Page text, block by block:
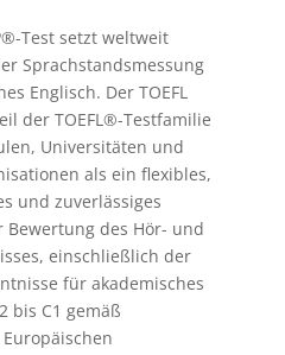
Test setzt weltweit
Sprachstandsmessung
Englisch. Der TOEFL
der TOEFL®-Testfamilie
Universitäten und
als ein flexibles,
und zuverlässiges
des Hör- und
einschließlich der
für akademisches
bis C1 gemäß